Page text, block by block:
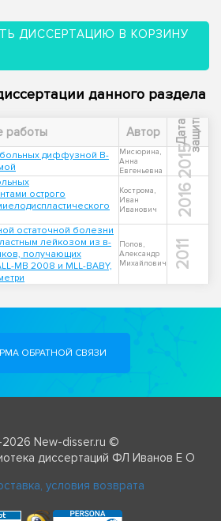
ДИССЕРТАЦИЮ В КОРЗИНУ
данного раздела
работы Автор Д
а
т
а
з
а
щ
и
ты
больных диффузной В-
Мисюрина,
Анна
Евгеньевна
2015
острого
Кострома,
Иван
Иванович
2016
остаточной болезни
лейкозом из в-
получающих
MB 2008 и MLL-BABY,
Попов,
Александр
Михайлович
2011
ОБРАТНОЙ СВЯЗИ
2026 New-disser.ru ©
диссертаций ФЛ Иванов Е О
условия возврата